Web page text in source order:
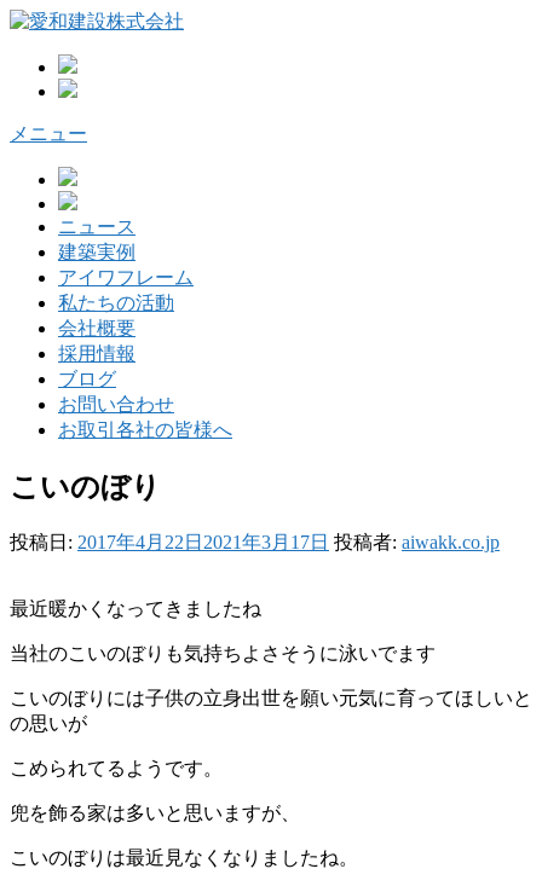
コ
へ
メニュー
ニュース
建築実例
アイワフレーム
私たちの活動
会社概要
採用情報
ブログ
お問い合わせ
お取引各社の皆様へ
こいのぼり
投稿日: 2017年4月22日 2021年3月17日 投稿者: aiwakk.co.jp
最近暖かくなってきましたね
当社のこいのぼりも気持ちよさそうに泳いでます
こいのぼりには子供の立身出世を願い元気に育ってほしいと
の思いが
こめられてるようです。
兜を飾る家は多いと思いますが、
こいのぼりは最近見なくなりましたね。